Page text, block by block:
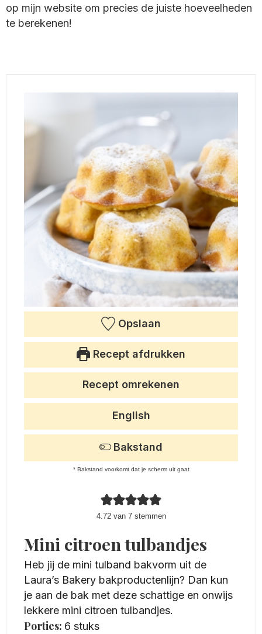
op mijn website om precies de juiste hoeveelheden
te berekenen!
Opslaan
Recept afdrukken
4.72van 7stemmen
Recept omrekenen
English
Bakstand
* Bakstand voorkomt dat je scherm uit gaat
Mini citroen tulbandjes
Heb jij de mini tulband bakvorm uit de
Laura’s Bakery bakproductenlijn? Dan kun
je aan de bak met deze schattige en onwijs
lekkere mini citroen tulbandjes.
Porties: 6 stuks